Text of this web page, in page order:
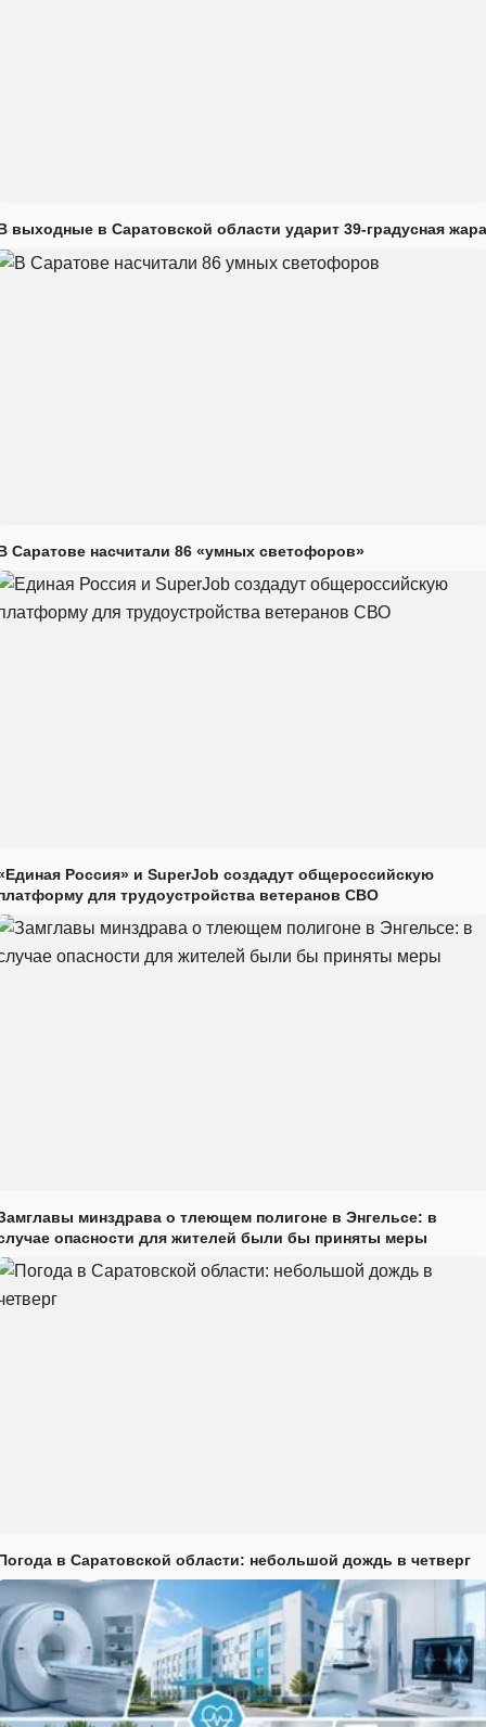
выходные в Саратовской области ударит 39-градусная жара
Саратове насчитали 86 «умных светофоров»
Россия» и SuperJob создадут общероссийскую
для трудоустройства ветеранов СВО
минздрава о тлеющем полигоне в Энгельсе: в
опасности для жителей были бы приняты меры
в Саратовской области: небольшой дождь в четверг